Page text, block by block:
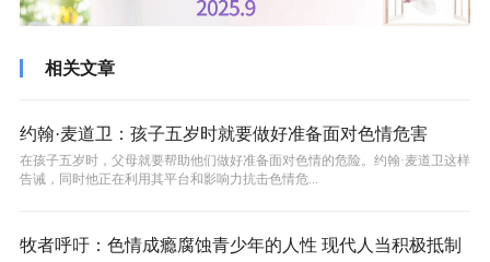
相关文章
约翰·麦道卫：孩子五岁时就要做好准备面对色情危害
​在孩子五岁时，父母就要帮助他们做好准备面对色情的危险。约翰·麦道卫这样
告诫，同时他正在利用其平台和影响力抗击色情危...
牧者呼吁：色情成瘾腐蚀青少年的人性 现代人当积极抵制